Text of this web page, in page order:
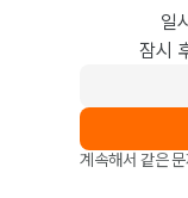
일
잠시
계속해서 같은